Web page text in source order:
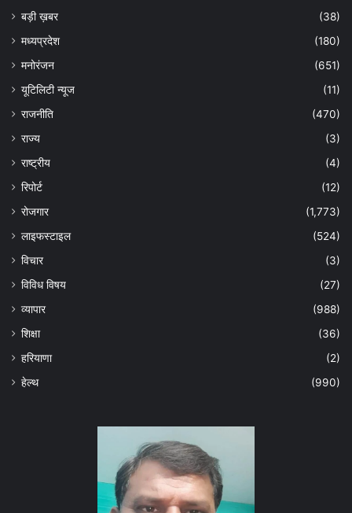
बड़ी ख़बर
(38)
मध्यप्रदेश
(180)
मनोरंजन
(651)
यूटिलिटी न्यूज
(11)
राजनीति
(470)
राज्य
(3)
राष्ट्रीय
(4)
रिपोर्ट
(12)
रोजगार
(1,773)
लाइफस्टाइल
(524)
विचार
(3)
विविध विषय
(27)
व्यापार
(988)
शिक्षा
(36)
हरियाणा
(2)
हेल्‍थ
(990)